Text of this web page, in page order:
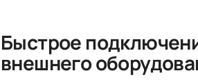
Быстрое
внешнего